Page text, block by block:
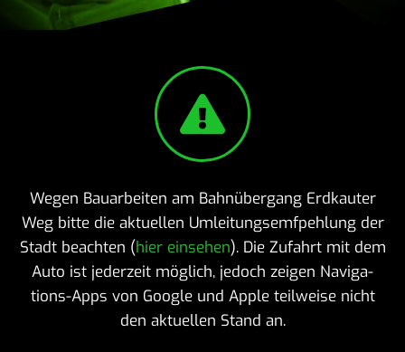
Wegen Bauar­beiten am Bahn­über­gang Erdkauter
Weg bitte die aktu­ellen Umlei­tungs­emfpeh­lung der
Stadt beachten (hier einsehen). Die Zufahrt mit dem
Auto ist jeder­zeit möglich, jedoch zeigen Navi­ga­
tions-Apps von Google und Apple teil­weise nicht
den aktu­ellen Stand an.